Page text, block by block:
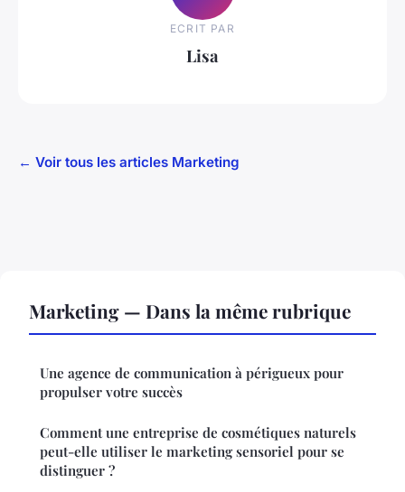
ECRIT PAR
Lisa
← Voir tous les articles Marketing
Marketing — Dans la même rubrique
Une agence de communication à périgueux pour
propulser votre succès
Comment une entreprise de cosmétiques naturels
peut-elle utiliser le marketing sensoriel pour se
distinguer ?